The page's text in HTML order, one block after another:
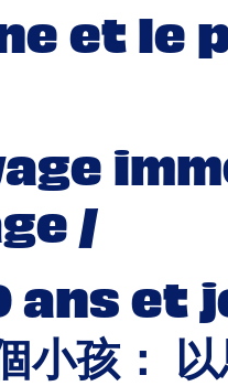
et le
/
ans et
小孩：